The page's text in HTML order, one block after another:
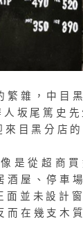
雜，中目
坂尾篤史
目黑分店的
是從超商買
屋、停車
並未設計
在幾支木